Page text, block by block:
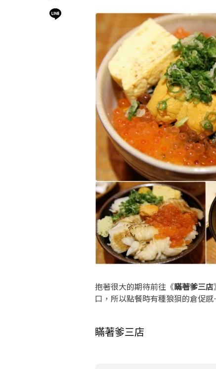
抱著很大的期待前往《瞞著爹三店
口，所以點餐時有種狼狽的倉促
瞞著爹三店